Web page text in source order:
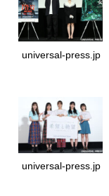
universal-press.jp
universal-press.jp